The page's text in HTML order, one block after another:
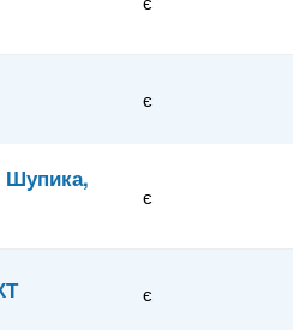
є
Шупика,
є
є